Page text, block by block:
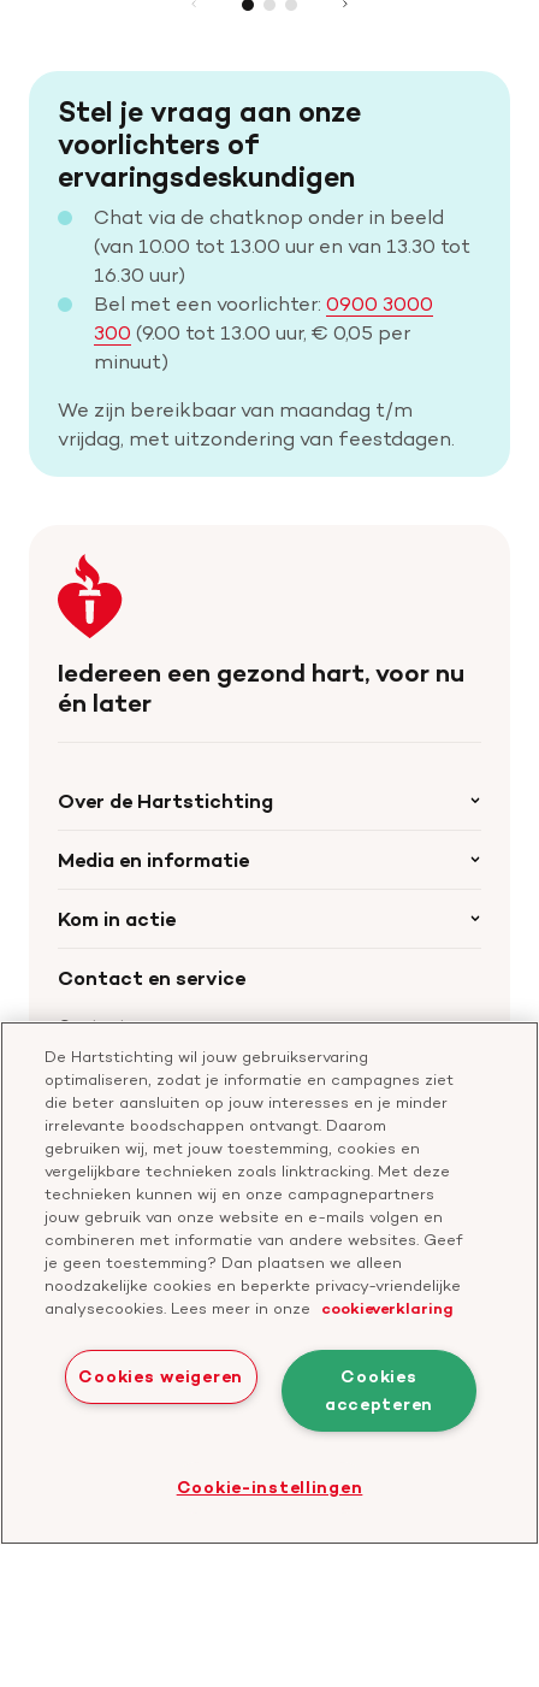
Stel je vraag aan onze
voorlichters of
ervaringsdeskundigen
Chat via de chatknop onder in beeld
(van 10.00 tot 13.00 uur en van 13.30 tot
16.30 uur)
Bel met een voorlichter: 0900 3000
300 (9.00 tot 13.00 uur, € 0,05 per
minuut)
We zijn bereikbaar van maandag t/m
vrijdag, met uitzondering van feestdagen.
Keer
terug
naar
homepage
Iedereen een gezond hart, voor nu
én later
Over de Hartstichting
Organisatie
Werken bij de Hartstichting
Media en informatie
Nieuws
Materialen bestellen
Aanmelden nieuwsbrief
Kom in actie
Leer reanimeren
Geef ter nagedachtenis
Start een actie
Contact en service
Contactgegevens
Bel of chat met een voorlichter
Vragen over donateurschap
Klachtenformulier
Check je gesprek
Doneer
Bezoek
onze
Facebook
Bezoek
ons
YouTube
Bezoek
onze
LinkedIn
Bezoek
onze
TikTok
profiel
Bezoek
onze
Twitter
profiel
Bezoek
onze
Threads
profiel
Privacyverklaring
Bezoek
De Hartstichting wil jouw gebruikservaring
optimaliseren, zodat je informatie en campagnes ziet
die beter aansluiten op jouw interesses en je minder
irrelevante boodschappen ontvangt. Daarom
gebruiken wij, met jouw toestemming, cookies en
vergelijkbare technieken zoals linktracking. Met deze
technieken kunnen wij en onze campagnepartners
jouw gebruik van onze website en e-mails volgen en
combineren met informatie van andere websites. Geef
je geen toestemming? Dan plaatsen we alleen
noodzakelijke cookies en beperkte privacy-vriendelijke
analysecookies. Lees meer in onze
cookieverklaring
Cookies
accepteren
Cookies weigeren
Cookie-instellingen